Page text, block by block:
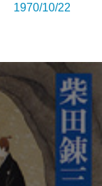
1970/10/22